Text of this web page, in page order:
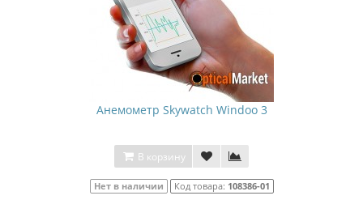
Анемометр Skywatch Windoo 3
В корзину
Нет в наличии Код товара: 108386-01